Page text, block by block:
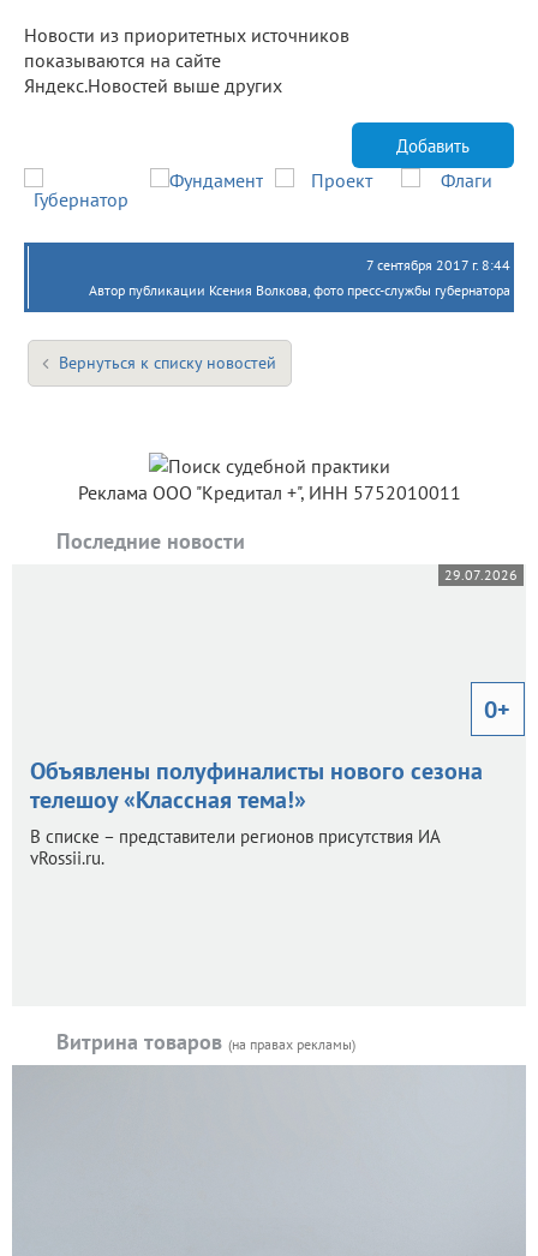
Новости из приоритетных источников
показываются на сайте
Яндекс.Новостей выше других
Добавить
7 сентября 2017 г. 8:44
Автор публикации Ксения Волкова, фото пресс-службы губернатора
Вернуться к списку новостей
Реклама ООО "Кредитал +", ИНН 5752010011
Последние новости
29.07.2026
0+
Объявлены полуфиналисты нового сезона
телешоу «Классная тема!»
В списке – представители регионов присутствия ИА
vRossii.ru.
Витрина товаров (на правах рекламы)